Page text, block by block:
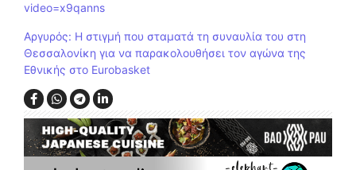
video=x9qanns
Αργυρός: Η στιγμή που σταματά τη συναυλία του στη
Θεσσαλονίκη για να παρακολουθήσει τον αγώνα της
Εθνικής στο Eurobasket